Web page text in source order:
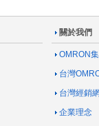
關於我們
OMRON
台灣
台灣經銷
企業理念